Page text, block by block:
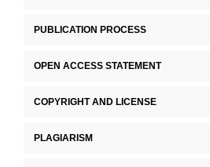
PUBLICATION PROCESS
OPEN ACCESS STATEMENT
COPYRIGHT AND LICENSE
PLAGIARISM